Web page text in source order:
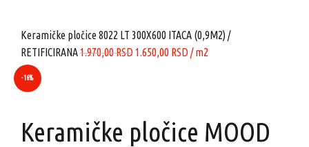
1.970,00 RSD.
Keramičke pločice 8022 LT 300X600 ITACA (0,9M2) /
RETIFICIRANA1.970,00RSD Originalna
1.970,00 RSD.
1.650,00 RSDTrenutna
/ m2
-16%
Keramičke pločice MOOD